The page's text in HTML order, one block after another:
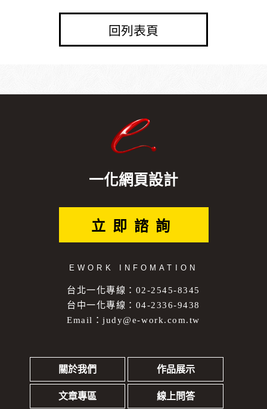
回列表頁
一化網頁設計
立即諮詢
EWORK INFOMATION
台北一化專線：02-2545-8345
台中一化專線：04-2336-9438
Email：judy@e-work.com.tw
關於我們 作品展示
文章專區 線上問答